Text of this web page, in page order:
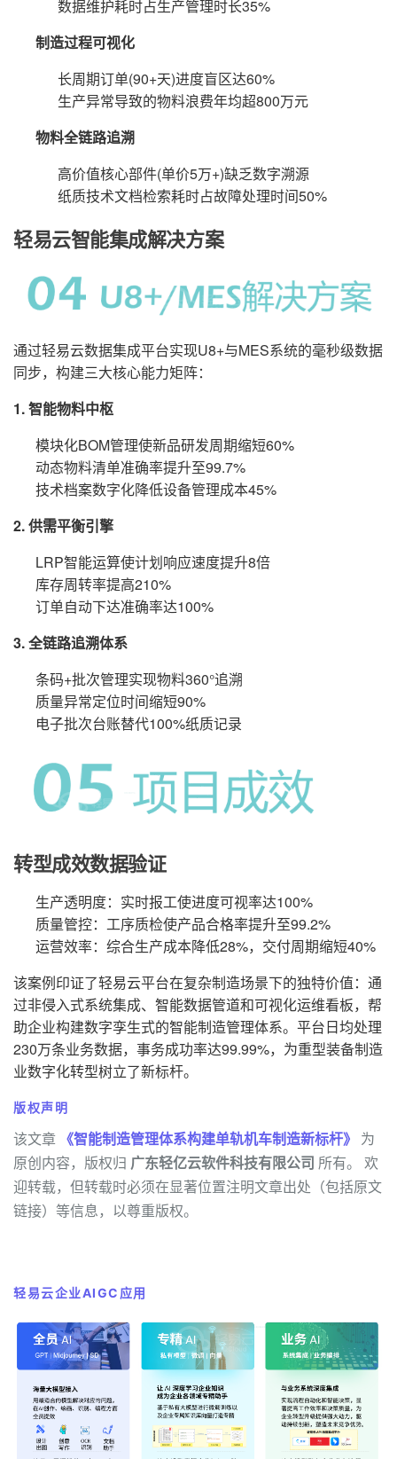
数据维护耗时占生产管理时长35%
制造过程可视化
长周期订单(90+天)进度盲区达60%
生产异常导致的物料浪费年均超800万元
物料全链路追溯
高价值核心部件(单价5万+)缺乏数字溯源
纸质技术文档检索耗时占故障处理时间50%
轻易云智能集成解决方案
通过轻易云数据集成平台实现U8+与MES系统的毫秒级数据
同步，构建三大核心能力矩阵：
1. 智能物料中枢
模块化BOM管理使新品研发周期缩短60%
动态物料清单准确率提升至99.7%
技术档案数字化降低设备管理成本45%
2. 供需平衡引擎
LRP智能运算使计划响应速度提升8倍
库存周转率提高210%
订单自动下达准确率达100%
3. 全链路追溯体系
条码+批次管理实现物料360°追溯
质量异常定位时间缩短90%
电子批次台账替代100%纸质记录
转型成效数据验证
生产透明度：实时报工使进度可视率达100%
质量管控：工序质检使产品合格率提升至99.2%
运营效率：综合生产成本降低28%，交付周期缩短40%
该案例印证了轻易云平台在复杂制造场景下的独特价值：通
过非侵入式系统集成、智能数据管道和可视化运维看板，帮
助企业构建数字孪生式的智能制造管理体系。平台日均处理
230万条业务数据，事务成功率达99.99%，为重型装备制造
业数字化转型树立了新标杆。
版权声明
该文章 《智能制造管理体系构建单轨机车制造新标杆》 为
原创内容，版权归 广东轻亿云软件科技有限公司 所有。 欢
迎转载，但转载时必须在显著位置注明文章出处（包括原文
链接）等信息，以尊重版权。
轻易云企业AIGC应用